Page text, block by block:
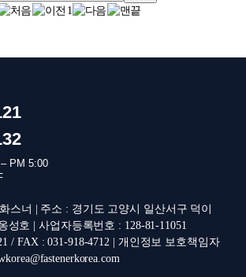
1
PM 5:00
스너 | 주소 : 경기도 고양시 일산서구 덕이
성호 | 사업자등록번호 : 128-81-11051
/ FAX : 031-918-4712 | 개인정보 보호책임자